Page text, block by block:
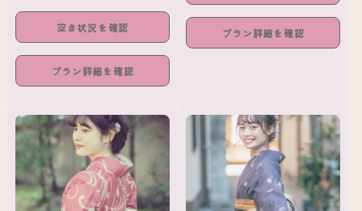
空き状況を確認
プラン詳細を確認
プラン詳細を確認